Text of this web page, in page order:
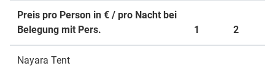
Preis pro Person in € / pro Nacht bei
Belegung mit Pers.
1 2
Nayara Tent